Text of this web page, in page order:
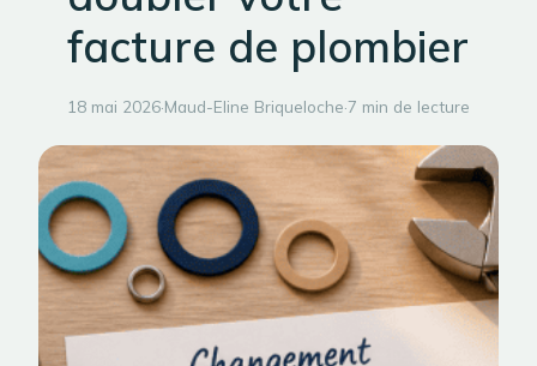
facture de plombier
18 mai 2026·Maud-Eline Briqueloche·7 min de lecture